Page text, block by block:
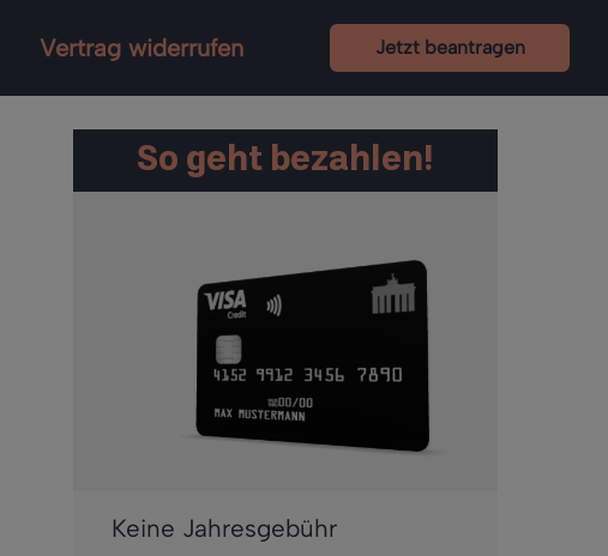
Vertrag widerrufen Jetzt beantragen
So geht bezahlen!
Keine Jahresgebühr